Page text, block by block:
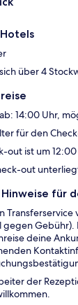
über 4
14:00 Uhr,
für den
out ist um
out
für
gegen
deine
der